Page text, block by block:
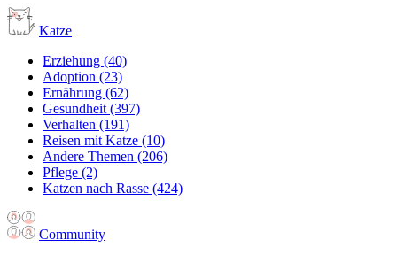
Katze
Erziehung (40)
Adoption (23)
Ernährung (62)
Gesundheit (397)
Verhalten (191)
Reisen mit Katze (10)
Andere Themen (206)
Pflege (2)
Katzen nach Rasse (424)
Community